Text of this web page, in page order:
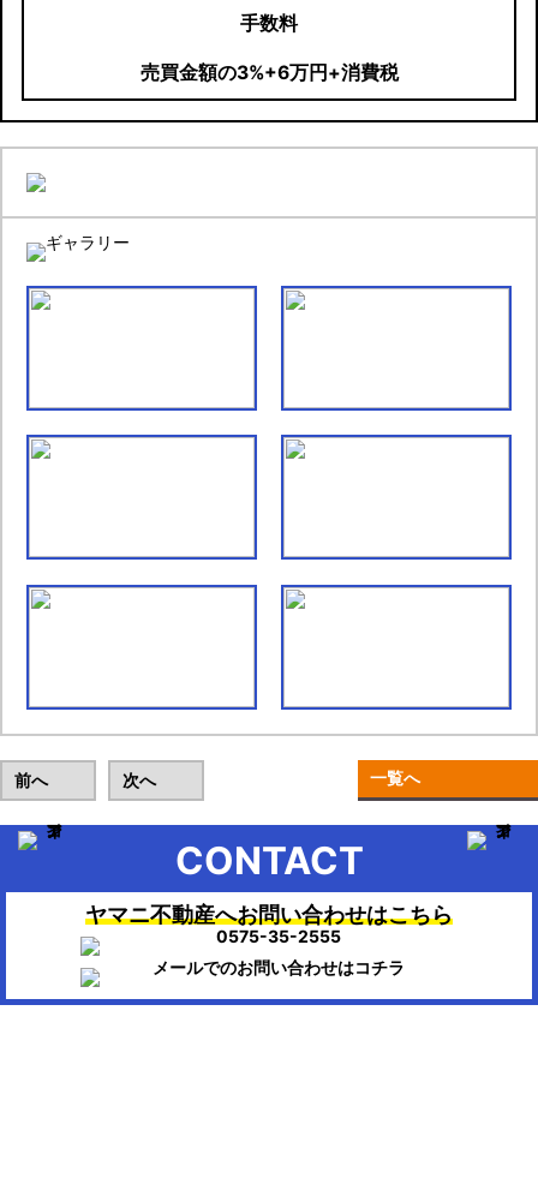
手数料
売買金額の3%+6万円+消費税
前へ 次へ 一覧へ
CONTACT
ヤマニ不動産へお問い合わせはこちら